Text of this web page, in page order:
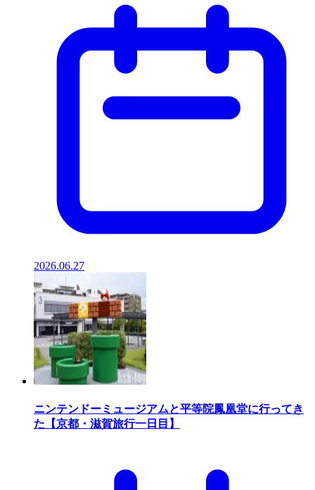
2026.06.27
ニンテンドーミュージアムと平等院鳳凰堂に行ってき
た【京都・滋賀旅行一日目】